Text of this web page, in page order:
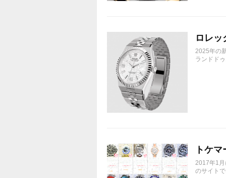
ロレ
2025年の
ランドド
トケ
2017年1月
のサイト